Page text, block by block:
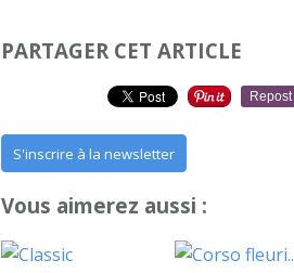
PARTAGER CET ARTICLE
Repost
S'inscrire à la newsletter
Vous aimerez aussi :